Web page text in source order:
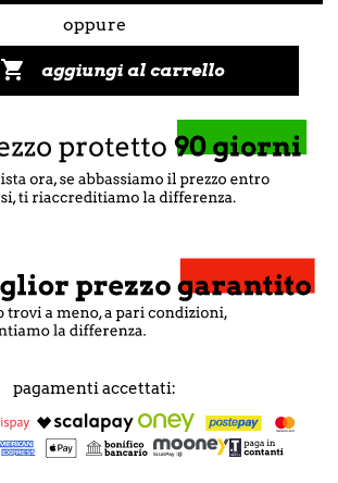
oppure
 aggiungi al carrello
pagamenti accettati: